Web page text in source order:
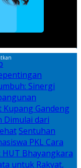
Sinergi
Kupang Gandeng
Dimulai dari
Sentuhan
PKL Cara
HUT Bhayangkara
untuk Rakyat,